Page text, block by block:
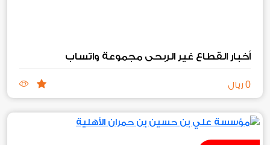
أخبار القطاع غير الربحي مجموعة واتساب
0 ريال